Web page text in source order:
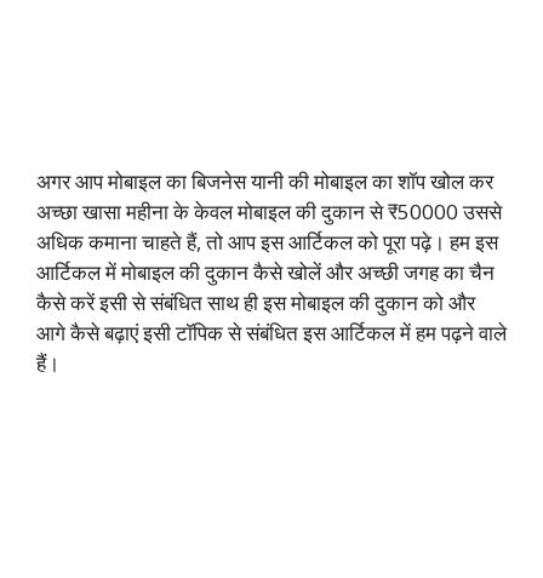
अगर आप मोबाइल का बिजनेस यानी की मोबाइल का शॉप खोल कर
अच्छा खासा महीना के केवल मोबाइल की दुकान से ₹50000 उससे
अधिक कमाना चाहते हैं, तो आप इस आर्टिकल को पूरा पढ़े। हम इस
आर्टिकल में मोबाइल की दुकान कैसे खोलें और अच्छी जगह का चैन
कैसे करें इसी से संबंधित साथ ही इस मोबाइल की दुकान को और
आगे कैसे बढ़ाएं इसी टॉपिक से संबंधित इस आर्टिकल में हम पढ़ने वाले
हैं।